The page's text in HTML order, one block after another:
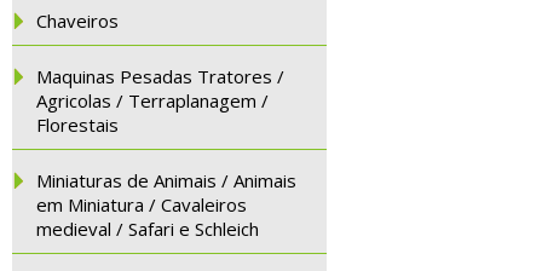
Chaveiros
Maquinas Pesadas Tratores /
Agricolas / Terraplanagem /
Florestais
Miniaturas de Animais / Animais
em Miniatura / Cavaleiros
medieval / Safari e Schleich